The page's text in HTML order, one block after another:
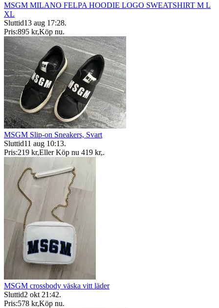
MSGM MILANO FELPA HOODIE LOGO SWEATSHIRT M L
XL
Sluttid13 aug 17:28.
Pris:895 kr,Köp nu.
MSGM Slip-on Sneakers, Svart
Sluttid11 aug 10:13.
Pris:219 kr,Eller Köp nu 419 kr,.
MSGM crossbody väska vitt läder
Sluttid2 okt 21:42.
Pris:578 kr,Köp nu.